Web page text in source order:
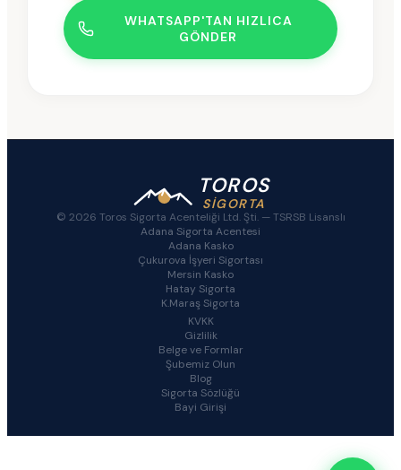
WHATSAPP'TAN HIZLICA
GÖNDER
TOROS
SİGORTA
© 2026 Toros Sigorta Acenteliği Ltd. Şti. —TSRSB Lisanslı
Adana Sigorta Acentesi
Adana Kasko
Çukurova İşyeri Sigortası
Mersin Kasko
Hatay Sigorta
K.Maraş Sigorta
KVKK
Gizlilik
Belge ve Formlar
Şubemiz Olun
Blog
Sigorta Sözlüğü
Bayi Girişi